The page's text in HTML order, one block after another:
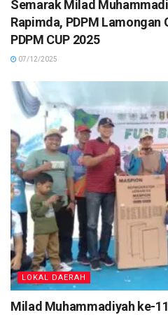
Semarak Milad
Rapimda, PDPM Lamongan
PDPM CUP 2025
07/12/2025
LOKAL DAERAH
Milad Muhammadiyah ke-